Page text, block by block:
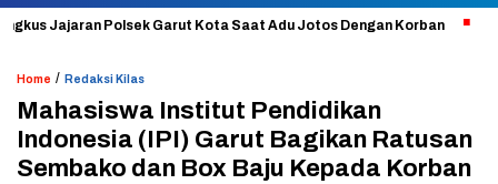
Polsek Garut Kota Saat Adu Jotos Dengan Korban Aman
Home / Redaksi Kilas
Mahasiswa Institut Pendidikan
Indonesia (IPI) Garut Bagikan Ratusan
Sembako dan Box Baju Kepada Korban